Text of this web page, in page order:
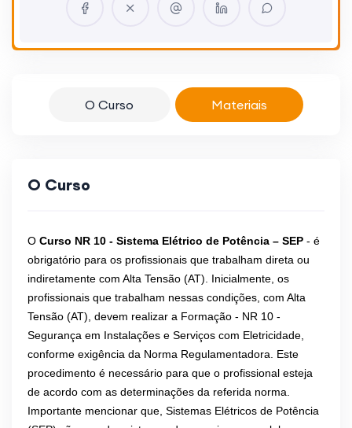
O Curso Materiais
O Curso
O Curso NR 10 - Sistema Elétrico de Potência – SEP - é
obrigatório para os profissionais que trabalham direta ou
indiretamente com Alta Tensão (AT). Inicialmente, os
profissionais que trabalham nessas condições, com Alta
Tensão (AT), devem realizar a Formação - NR 10 -
Segurança em Instalações e Serviços com Eletricidade,
conforme exigência da Norma Regulamentadora. Este
procedimento é necessário para que o profissional esteja
de acordo com as determinações da referida norma.
Importante mencionar que, Sistemas Elétricos de Potência